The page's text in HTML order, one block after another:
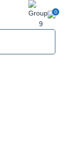
0